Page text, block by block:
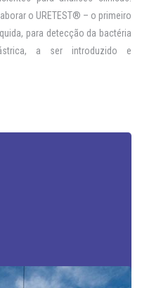
o URETEST® – o primeiro
para detecção da bactéria
a ser introduzido e